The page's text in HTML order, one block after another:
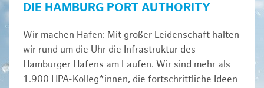
DIE HAMBURG PORT AUTHORITY
Wir machen Hafen: Mit großer Leidenschaft halten
wir rund um die Uhr die Infrastruktur des
Hamburger Hafens am Laufen. Wir sind mehr als
1.900 HPA-Kolleg*innen, die fortschrittliche Ideen